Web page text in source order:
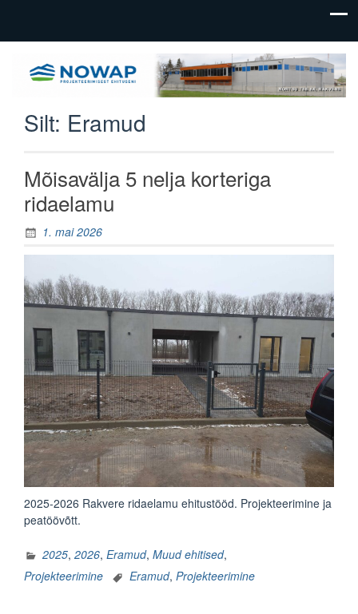
Nowap
üldehitus,
tootmishoonete
Silt: Eramud
Mõisavälja 5 nelja korteriga
ridaelamu
1. mai 2026
2025-2026 Rakvere ridaelamu ehitustööd. Projekteerimine ja
peatöövõtt.
2025, 2026, Eramud, Muud ehitised,
Projekteerimine
Eramud, Projekteerimine